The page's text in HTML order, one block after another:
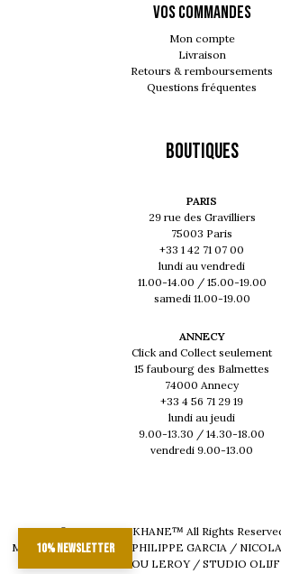
VOS COMMANDES
Mon compte
Livraison
Retours & remboursements
Questions fréquentes
Boutiques
PARIS
29 rue des Gravilliers
75003 Paris
+33 1 42 71 07 00
lundi au vendredi
11.00-14.00 / 15.00-19.00
samedi 11.00-19.00
ANNECY
Click and Collect seulement
15 faubourg des Balmettes
74000 Annecy
+33 4 56 71 29 19
lundi au jeudi
9.00-13.30 / 14.30-18.00
vendredi 9.00-13.00
© 2026 - MUSKHANE™ All Rights
MAEVA DELACROIX / PHILIPPE GARCIA /
LOU LEROY / STUDIO OLIJF
10% newsletter